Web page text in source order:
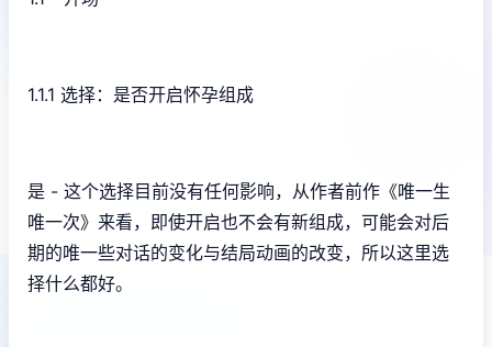
1.1.1 选择：是否开启怀孕组成
是 - 这个选择目前没有任何影响，从作者前作《唯一生
唯一次》来看，即使开启也不会有新组成，可能会对后
期的唯一些对话的变化与结局动画的改变，所以这里选
择什么都好。